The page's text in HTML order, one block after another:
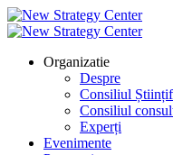
Organizatie
Despre
Consiliul
Consiliul
Experți
Evenimente